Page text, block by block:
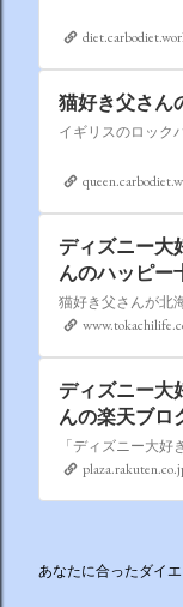
猫好き父さん
ディズニー大
んのハッピー
ディズニー大
んの楽天ブロ
あなたに合ったダイ